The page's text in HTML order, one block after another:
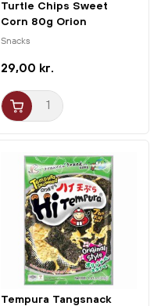
Turtle Chips Sweet
Corn 80g Orion
Snacks
29,00 kr.
Tempura Tangsnack